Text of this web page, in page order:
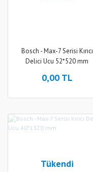
Bosch - Max-7 Serisi Kırıcı
Delici Ucu 52*520 mm
0,00 TL
Tükendi